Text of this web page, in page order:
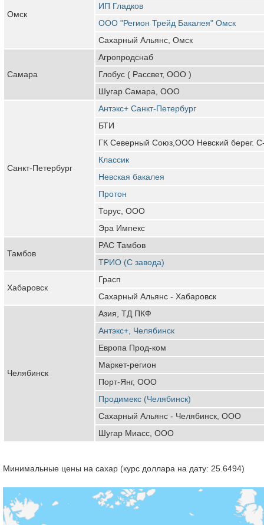
Омск
ИП Гладков
ООО "Регион Трейд Бакалея" Омск
Сахарный Альянс, Омск
Самара
Агропродснаб
Глобус ( Рассвет, ООО )
Шугар Самара, ООО
Санкт-Петербург
Антэкс+ Санкт-Петербург
БТИ
ГК Северный Союз,ООО Невский берег.
Классик
Невская бакалея
Протон
Торус, ООО
Эра Импекс
Тамбов
РАС Тамбов
ТРИО (С завода)
Хабаровск
Грасп
Сахарный Альянс - Хабаровск
Челябинск
Азия, ТД ПКФ
Антэкс+, Челябинск
Европа Прод-ком
Маркет-регион
Порт-Янг, ООО
Продимекс (Челябинск)
Сахарный Альянс - Челябинск, ООО
Шугар Миасс, ООО
Минимальные цены на сахар (курс доллара на дату: 25.6494)